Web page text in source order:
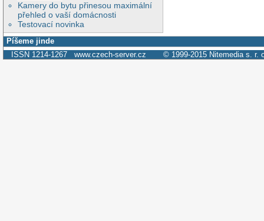
Kamery do bytu přinesou maximální
přehled o vaší domácnosti
Testovací novinka
Píšeme jinde
ISSN 1214-1267 www.czech-server.cz © 1999-2015 Nitemedia s. r.